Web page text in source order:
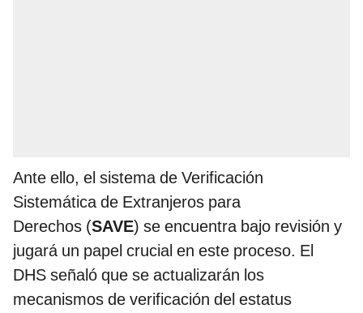
Ante ello, el sistema de Verificación
Sistemática de Extranjeros para
Derechos (SAVE) se encuentra bajo revisión y
jugará un papel crucial en este proceso. El
DHS señaló que se actualizarán los
mecanismos de verificación del estatus